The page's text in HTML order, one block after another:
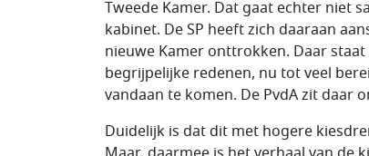
Tweede Kamer. Dat gaat echter niet
kabinet. De SP heeft zich daaraan
nieuwe Kamer onttrokken. Daar
begrijpelijke redenen, nu tot veel
vandaan te komen. De PvdA zit daar
Duidelijk is dat dit met hogere